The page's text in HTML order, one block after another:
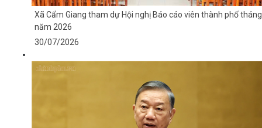
Xã Cẩm Giang tham dự Hội nghị Báo cáo viên thành phố
năm 2026
30/07/2026